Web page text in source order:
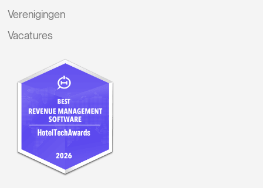
Verenigingen
Vacatures